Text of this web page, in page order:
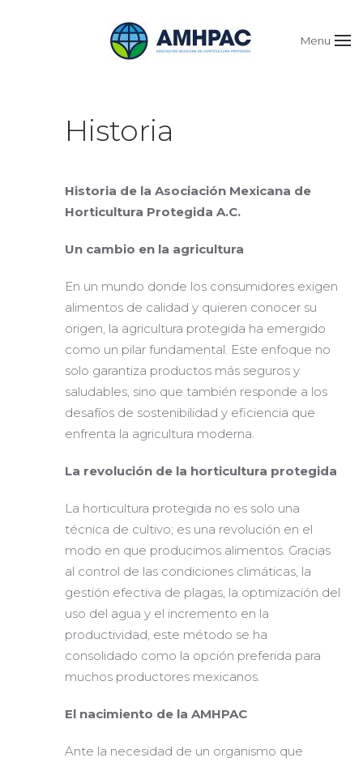
Menu
Historia
Historia de la Asociación Mexicana de
Horticultura Protegida A.C.
Un cambio en la agricultura
En un mundo donde los consumidores exigen
alimentos de calidad y quieren conocer su
origen, la agricultura protegida ha emergido
como un pilar fundamental. Este enfoque no
solo garantiza productos más seguros y
saludables, sino que también responde a los
desafíos de sostenibilidad y eficiencia que
enfrenta la agricultura moderna.
La revolución de la horticultura protegida
La horticultura protegida no es solo una
técnica de cultivo; es una revolución en el
modo en que producimos alimentos. Gracias
al control de las condiciones climáticas, la
gestión efectiva de plagas, la optimización del
uso del agua y el incremento en la
productividad, este método se ha
consolidado como la opción preferida para
muchos productores mexicanos.
El nacimiento de la AMHPAC
Ante la necesidad de un organismo que